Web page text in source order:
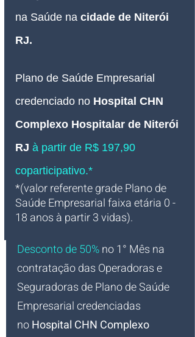
na Saúde na cidade de Niterói
RJ.
Plano de Saúde Empresarial
credenciado no Hospital CHN
Complexo Hospitalar de Niterói
RJ à partir de R$ 197,90
coparticipativo.*
*(valor referente grade Plano de
Saúde Empresarial faixa etária 0 -
18 anos à partir 3 vidas).
Desconto de 50%no 1° Mês na
contratação das Operadoras e
Seguradoras de Plano de Saúde
Empresarial credenciadas
no Hospital CHN Complexo